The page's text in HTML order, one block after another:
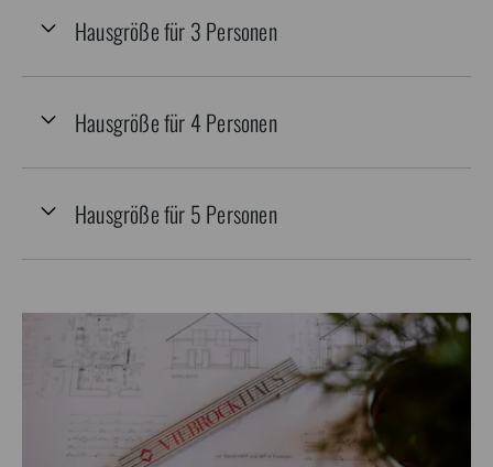
Hausgröße für 3 Personen
Hausgröße für 4 Personen
Hausgröße für 5 Personen